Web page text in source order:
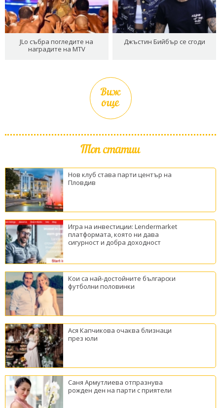
JLo събра погледите на
наградите на MTV
Джъстин Бийбър се сгоди
Виж
още
Топ статии
Нов клуб става парти център на
Пловдив
Игра на инвестиции: Lendermarket
платформата, която ни дава
сигурност и добра доходност
Кои са най-достойните български
футболни половинки
Ася Капчикова очаква близнаци
през юли
Саня Армутлиева отпразнува
рожден ден на парти с приятели